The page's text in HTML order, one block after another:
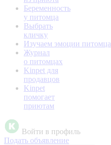
Беременность
у питомца
Выбрать
кличку
Изучаем эмоции питомца
Журнал
о питомцах
Kinpet для
продавцов
Kinpet
помогает
приютам
Войти в профиль
Подать объявление